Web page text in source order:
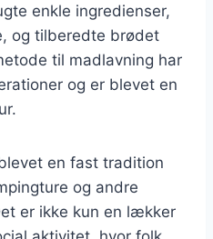
enkle ingredienser,
og tilberedte brødet
til madlavning har
og er blevet en
en fast tradition
og andre
er ikke kun en lækker